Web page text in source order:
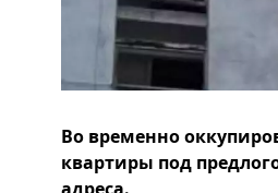
Во временно
квартиры под